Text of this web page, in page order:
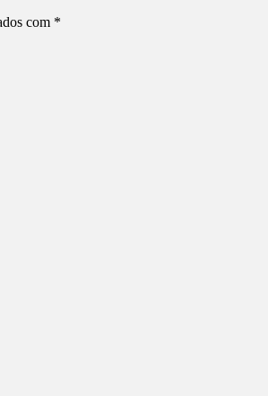
com *